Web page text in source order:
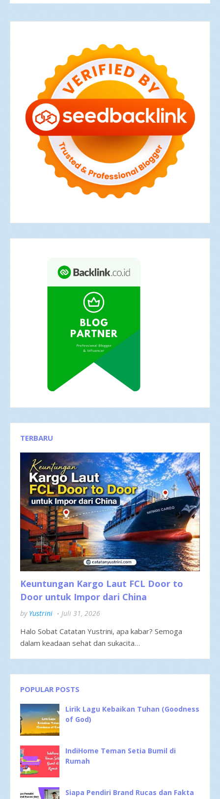
TERBARU
Keuntungan Kargo Laut FCL Door to
Door untuk Impor dari China
by Yustrini Juli 31, 2026
Halo Sobat Catatan Yustrini, apa kabar? Semoga
dalam keadaan sehat dan sukacita…
POPULAR POSTS
Lirik Lagu Kebaikan Tuhan (Goodness
of God)
IndiHome Teman Setia Bumil di
Rumah
Siapa Pendiri Brand Rucas dan Fakta